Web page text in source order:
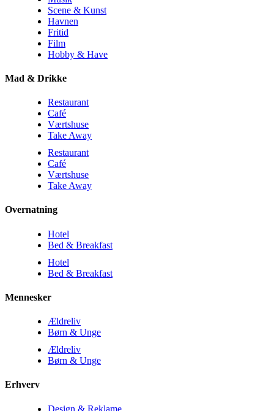
Scene & Kunst
Havnen
Fritid
Film
Hobby & Have
Mad & Drikke
Restaurant
Café
Værtshuse
Take Away
Restaurant
Café
Værtshuse
Take Away
Overnatning
Hotel
Bed & Breakfast
Hotel
Bed & Breakfast
Mennesker
Ældreliv
Børn & Unge
Ældreliv
Børn & Unge
Erhverv
Design & Reklame